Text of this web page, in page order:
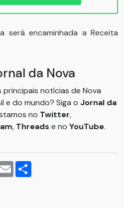
será encaminhada a Receita
da Nova
notícias de Nova
e do mundo? Siga o Jornal da
no Twitter,
, Threads e no YouTube.
Email